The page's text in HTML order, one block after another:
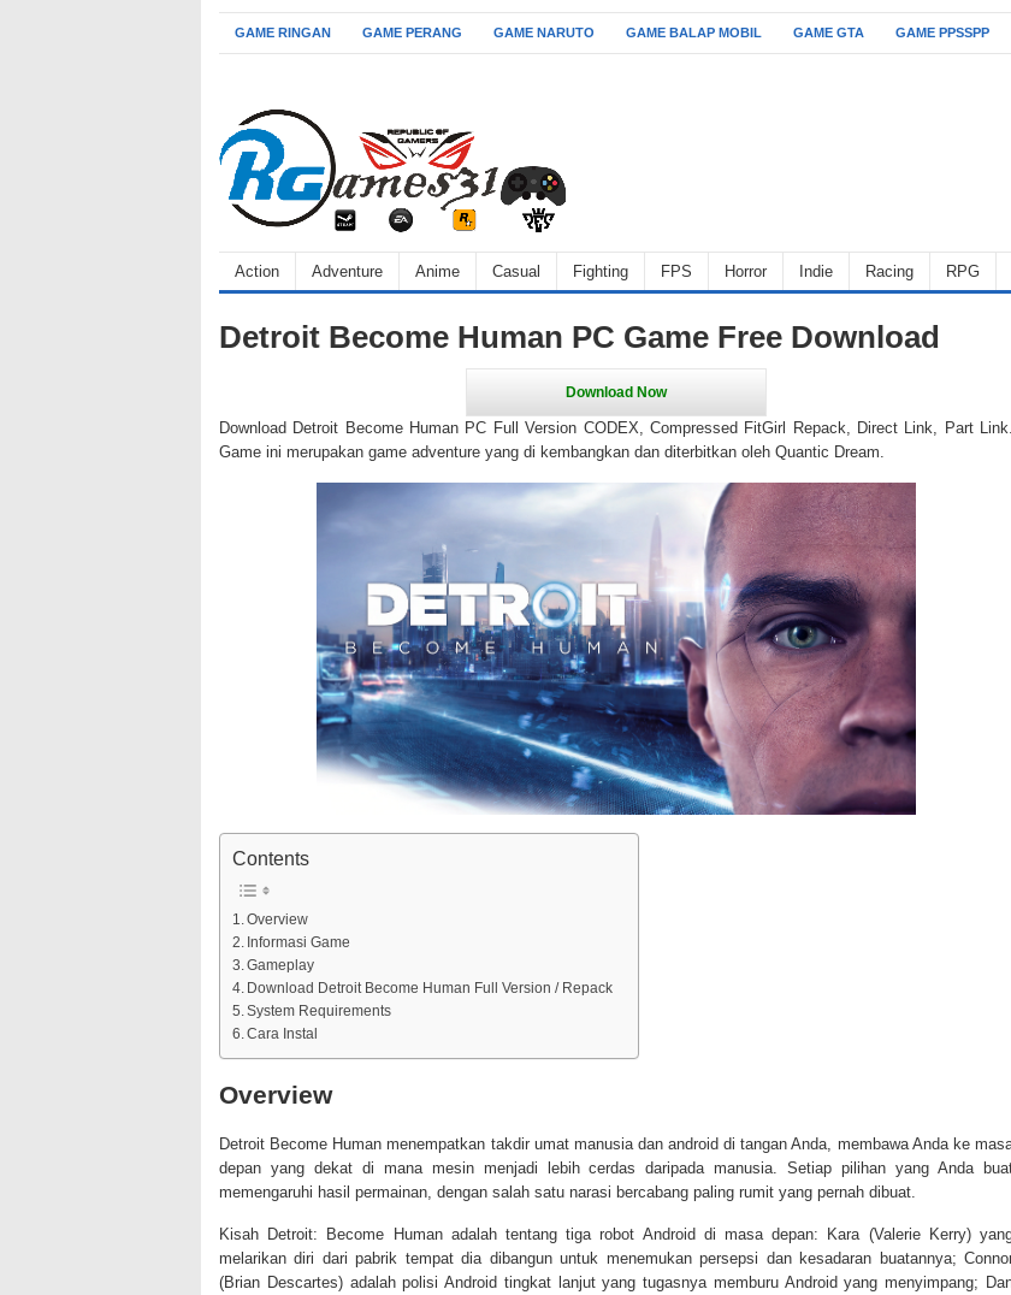
GAME RINGAN GAME PERANG GAME NARUTO GAME BALAP MOBIL GAME GTA GAME PPSSPP
Action Adventure Anime Casual Fighting FPS Horror Indie Racing RPG
Detroit Become Human PC Game Free Download
Download Detroit Become Human PC Full Version CODEX, Compressed FitGirl Repack, Direct Link, Part Link.
Game ini merupakan game adventure yang di kembangkan dan diterbitkan oleh Quantic Dream.
Contents
Overview
Informasi Game
Gameplay
Download Detroit Become Human Full Version / Repack
System Requirements
Cara Instal
Overview
Detroit Become Human menempatkan takdir umat manusia dan android di tangan Anda, membawa Anda ke
depan yang dekat di mana mesin menjadi lebih cerdas daripada manusia. Setiap pilihan yang Anda
memengaruhi hasil permainan, dengan salah satu narasi bercabang paling rumit yang pernah dibuat.
Kisah Detroit: Become Human adalah tentang tiga robot Android di masa depan: Kara (Valerie Kerry)
melarikan diri dari pabrik tempat dia dibangun untuk menemukan persepsi dan kesadaran buatannya;
(Brian Descartes) adalah polisi Android tingkat lanjut yang tugasnya memburu Android yang menyimpang;